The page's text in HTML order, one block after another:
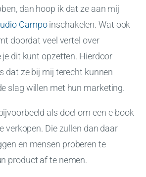
dan hoop ik dat ze aan mij
Campoinschakelen. Wat ook
doordat veel vertel over
dit kunt opzetten. Hierdoor
dat ze bij mij terecht kunnen
slag willen met hun marketing.
als doel om een e-book
verkopen. Die zullen dan daar
en mensen proberen te
product af te nemen.